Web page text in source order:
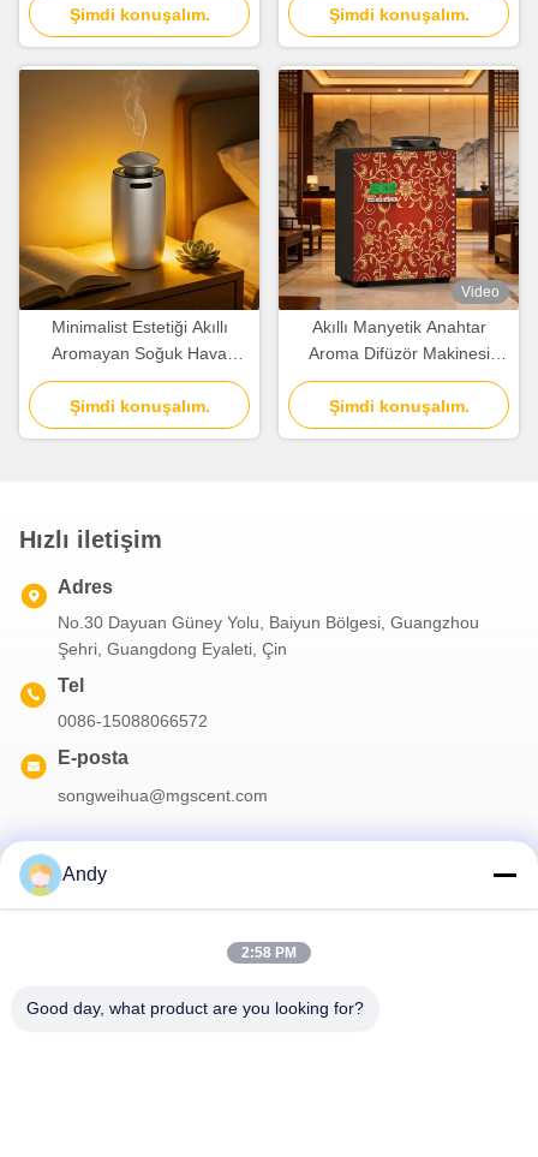
Şimdi konuşalım.
Difüzörü
Şimdi konuşalım.
Minimalist Estetiği Akıllı
Aromayan Soğuk Hava
Difüzyonu ile Alüminyum
Alaşımı
Şimdi konuşalım.
Video
Akıllı Manyetik Anahtar
Aroma Difüzör Makinesi
Alüminyum Alaşımlı Nozul ile
Şimdi konuşalım.
Hızlı iletişim
Adres
No.30 Dayuan Güney Yolu, Baiyun Bölgesi, Guangzhou
Şehri, Guangdong Eyaleti, Çin
Tel
0086-15088066572
E-posta
songweihua@mgscent.com
Andy
2:58 PM
Good day, what product are you looking for?